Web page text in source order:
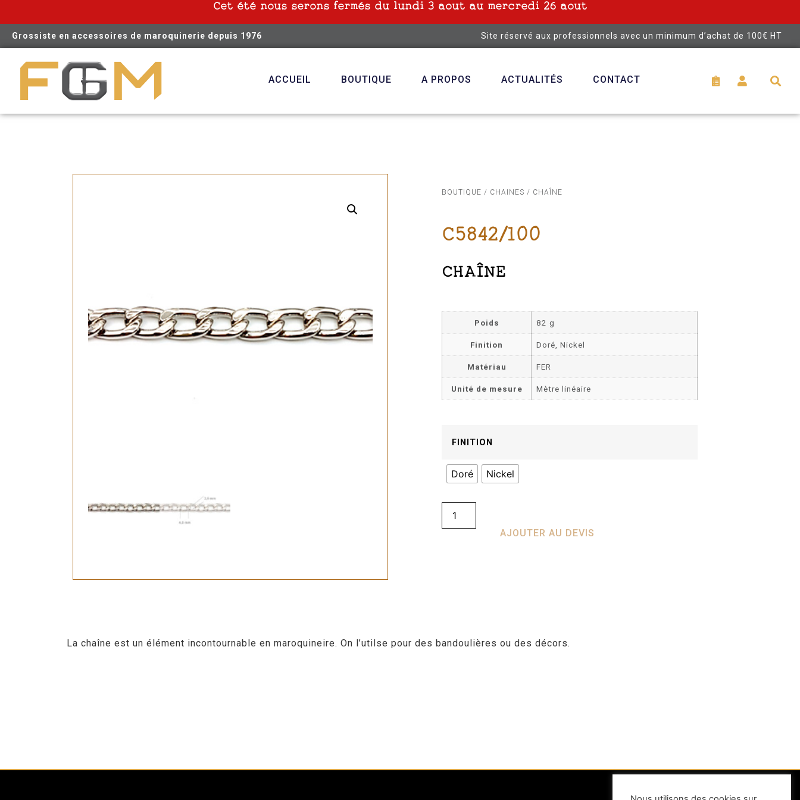
Cet été nous serons fermés du lundi 3 aout au mercredi 26 aout
Grossiste en accessoires de maroquinerie depuis 1976 Site réservé aux professionnels avec un minimum d’achat de 100€ HT
ACCUEIL BOUTIQUE A PROPOS ACTUALITÉS CONTACT
BOUTIQUE / CHAINES / CHAÎNE
C5842/100
CHAÎNE
Poids 82 g
Finition Doré, Nickel
Matériau FER
Unité de mesure Mètre linéaire
FINITION
Doré Nickel
AJOUTER AU DEVIS
La chaîne est un élément incontournable en maroquineire. On l’utilse pour des bandoulières ou des décors.